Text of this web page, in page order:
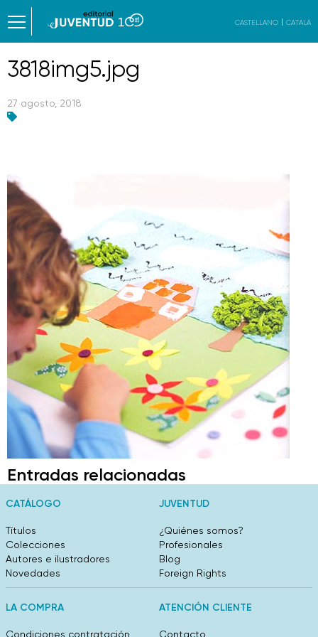
CASTELLANO CATALÀ
3818img5.jpg
27 agosto, 2018
Entradas relacionadas
CATÁLOGO
Títulos
Colecciones
Autores e ilustradores
Novedades
JUVENTUD
¿Quiénes somos?
Profesionales
Blog
Foreign Rights
LA COMPRA
Condiciones contratación
ATENCIÓN CLIENTE
Contacto